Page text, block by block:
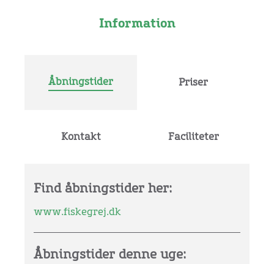
Information
Åbningstider Priser
Kontakt Faciliteter
Find åbningstider her:
www.fiskegrej.dk
Åbningstider denne uge: